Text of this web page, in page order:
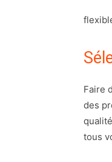
Faire
des
tous